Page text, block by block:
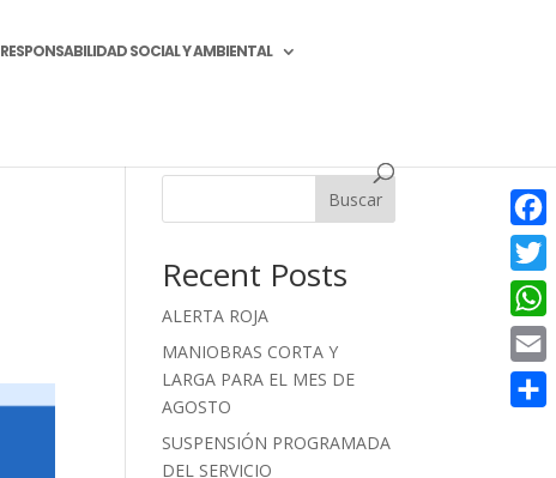
RESPONSABILIDAD SOCIAL Y AMBIENTAL
Buscar
Recent Posts
ALERTA ROJA
MANIOBRAS CORTA Y
LARGA PARA EL MES DE
AGOSTO
SUSPENSIÓN PROGRAMADA
DEL SERVICIO
Email